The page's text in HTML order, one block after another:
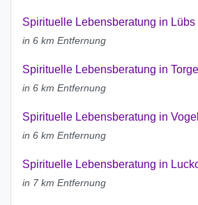
Spirituelle Lebensberatung in Lübs
in 6 km Entfernung
Spirituelle Lebensberatung in
in 6 km Entfernung
Spirituelle Lebensberatung in
in 6 km Entfernung
Spirituelle Lebensberatung in
in 7 km Entfernung